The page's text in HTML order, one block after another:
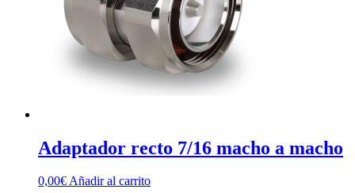
Adaptador recto 7/16 macho a macho
0,00€Añadir al carrito